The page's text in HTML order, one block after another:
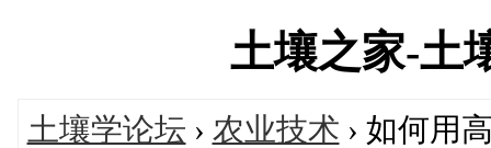
土壤之家-土
土壤学论坛 › 农业技术 › 如何用